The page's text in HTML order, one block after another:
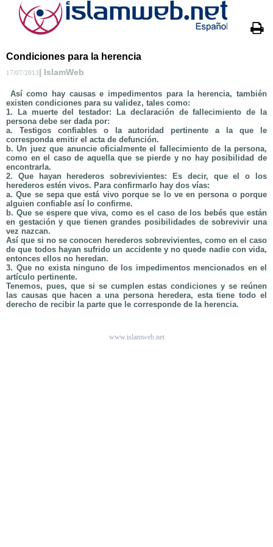
Condiciones para la herencia
17/07/2013| IslamWeb
Así como hay causas e impedimentos para la herencia, también
existen condiciones para su validez, tales como:
1. La muerte del testador: La declaración de fallecimiento de la
persona debe ser dada por:
a. Testigos confiables o la autoridad pertinente a la que le
corresponda emitir el acta de defunción.
b. Un juez que anuncie oficialmente el fallecimiento de la persona,
como en el caso de aquella que se pierde y no hay posibilidad de
encontrarla.
2. Que hayan herederos sobrevivientes: Es decir, que el o los
herederos estén vivos. Para confirmarlo hay dos vías:
a. Que se sepa que está vivo porque se lo ve en persona o porque
alguien confiable así lo confirme.
b. Que se espere que viva, como es el caso de los bebés que están
en gestación y que tienen grandes posibilidades de sobrevivir una
vez nazcan.
Así que si no se conocen herederos sobrevivientes, como en el caso
de que todos hayan sufrido un accidente y no quede nadie con vida,
entonces ellos no heredan.
3. Que no exista ninguno de los impedimentos mencionados en el
artículo pertinente.
Tenemos, pues, que si se cumplen estas condiciones y se reúnen
las causas que hacen a una persona heredera, esta tiene todo el
derecho de recibir la parte que le corresponde de la herencia.
www.islamweb.net